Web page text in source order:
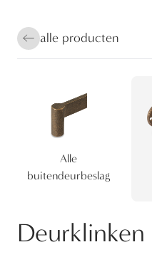
Deurklinken
Alle
buitendeurbeslag
alle producten